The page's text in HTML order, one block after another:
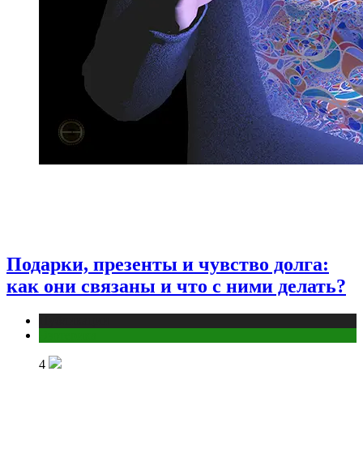
Подарки, презенты и чувство долга:
как они связаны и что с ними делать?
4